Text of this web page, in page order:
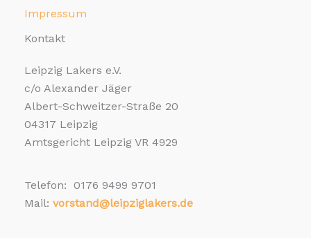
Impressum
Kontakt
Leipzig Lakers e.V.
c/o Alexander Jäger
Albert-Schweitzer-Straße 20
04317 Leipzig
Amtsgericht Leipzig VR 4929
Telefon: 0176 9499 9701
Mail: vorstand@leipziglakers.de